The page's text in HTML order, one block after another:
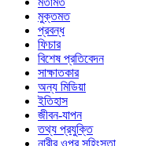
মুক্তমত
প্রবন্ধ
ফিচার
বিশেষ প্রতিবেদন
সাক্ষাতকার
অন্য মিডিয়া
ইতিহাস
জীবন-যাপন
তথ্য প্রযুক্তি
নারীর ওপর সহিংসতা